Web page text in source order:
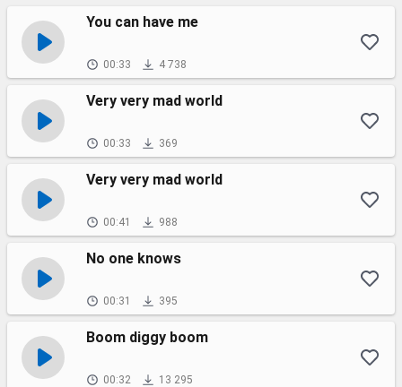
You can have me
00:33 4 738
Very very mad world
00:33 369
Very very mad world
00:41 988
No one knows
00:31 395
Boom diggy boom
00:32 13 295